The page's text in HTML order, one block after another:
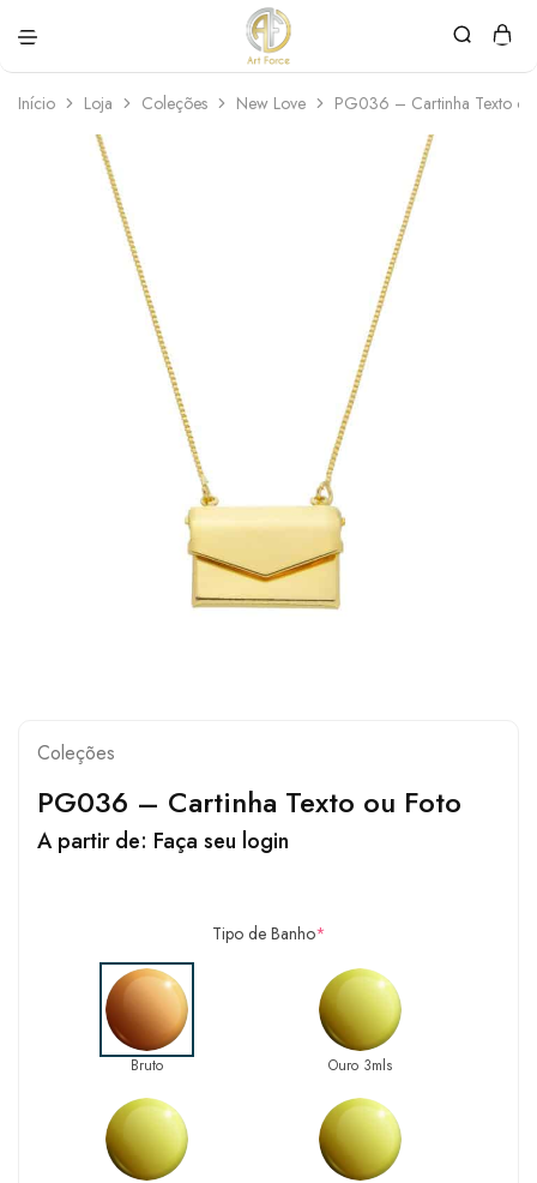
Force
personalizadas
Início Loja Coleções New Love PG036 – Cartinha Texto
Coleções
PG036 – Cartinha Texto ou Foto
A partir de: Faça seu login
Tipo de Banho*
Bruto Ouro 3mls